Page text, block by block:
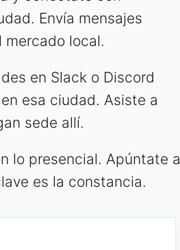
Envía mensajes
mercado local.
en Slack o Discord
esa ciudad. Asiste a
sede allí.
lo presencial. Apúntate a
es la constancia.